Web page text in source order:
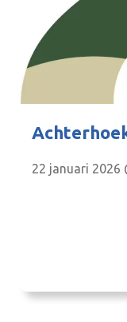
22 januari 2026